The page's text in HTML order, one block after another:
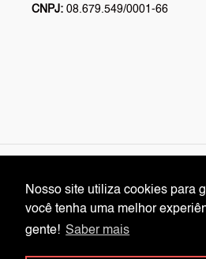
Nosso site utiliza cookies para
você tenha uma melhor
gente! Saber mais
Nosso site utiliza cookies para
você tenha uma melhor
gente! Saber mais
CNPJ: 08.679.549/0001-66
A
N
English
Facebook